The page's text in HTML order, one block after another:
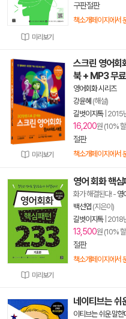
미리보기
구판절판
책소개페이지에서
미리보기
스크린 영어회
북 + MP3 무
영어회화 시리즈
강윤혜 (해설)
길벗이지톡| 2015
16,200원 (10%
절판
책소개페이지에서
미리보기
영어 회화 핵
화가 해결된다!- 영
백선엽 (지은이)
길벗이지톡| 2018
13,500원 (10%
절판
책소개페이지에서
네이티브는
이티브는 쉬운 말한